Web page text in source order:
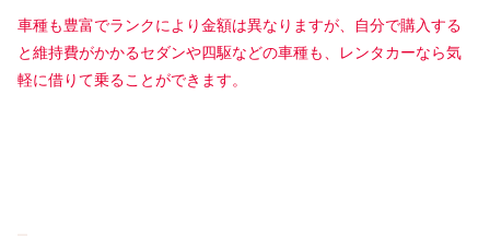
車種も豊富でランクにより金額は異なりますが、自分で購入する
と維持費がかかるセダンや四駆などの車種も、レンタカーなら気
軽に借りて乗ることができます。